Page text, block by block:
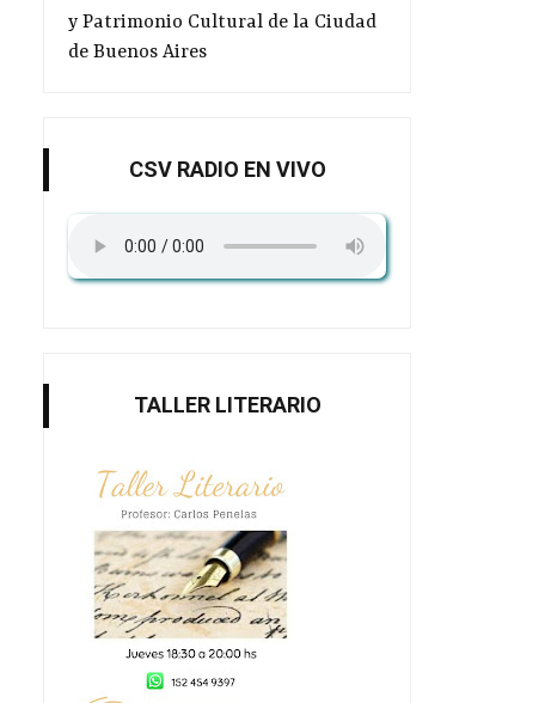
y Patrimonio Cultural de la Ciudad
de Buenos Aires
CSV RADIO EN VIVO
TALLER LITERARIO